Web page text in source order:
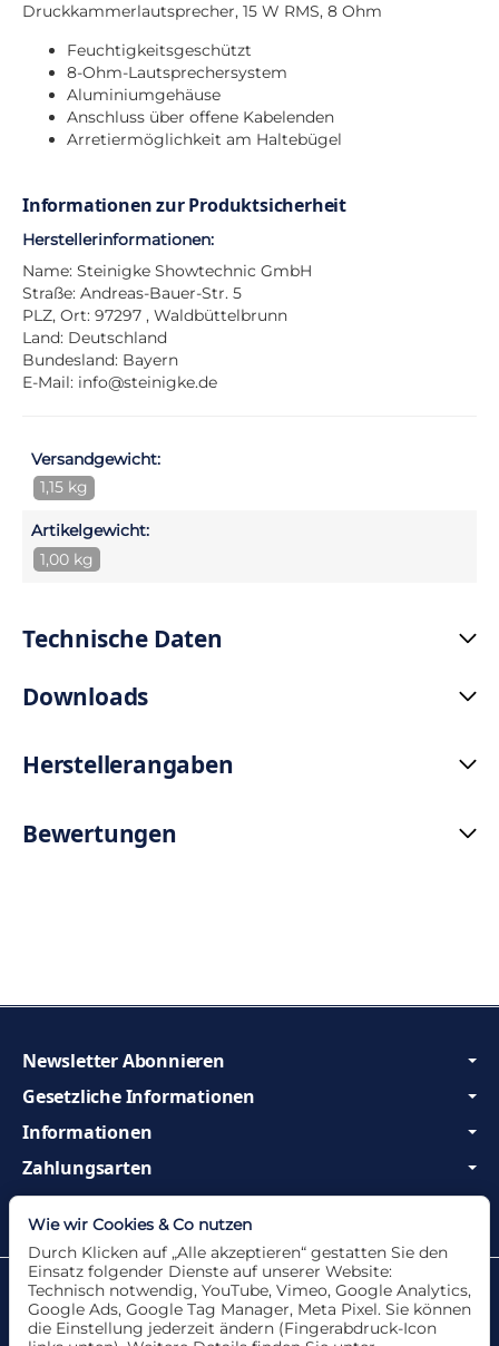
Druckkammerlautsprecher, 15 W RMS, 8 Ohm
Feuchtigkeitsgeschützt
8-Ohm-Lautsprechersystem
Aluminiumgehäuse
Anschluss über offene Kabelenden
Arretiermöglichkeit am Haltebügel
Informationen zur Produktsicherheit
Herstellerinformationen:
Name: Steinigke Showtechnic GmbH
Straße: Andreas-Bauer-Str. 5
PLZ, Ort: 97297 , Waldbüttelbrunn
Land: Deutschland
Bundesland: Bayern
E-Mail: info@steinigke.de
Versandgewicht:
1,15 kg
Artikelgewicht:
1,00 kg
Technische Daten
Downloads
Herstellerangaben
Bewertungen
Gesetzliche Informationen
Informationen
Zahlungsarten
Wir sind Profis und beraten Sie gerne!
Newsletter Abonnieren
Datenschutzerklärung•Impressum
Wie wir Cookies & Co nutzen
Durch Klicken auf „Alle akzeptieren“ gestatten Sie den
Einsatz folgender Dienste auf unserer Website:
Technisch notwendig, YouTube, Vimeo, Google Analytics,
Google Ads, Google Tag Manager, Meta Pixel. Sie können
die Einstellung jederzeit ändern (Fingerabdruck-Icon